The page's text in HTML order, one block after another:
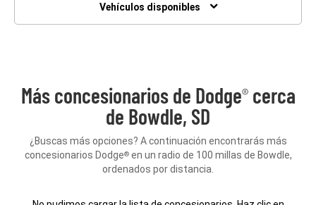
Vehículos disponibles
Más concesionarios de Dodge®cerca
de Bowdle, SD
¿Buscas más opciones? A continuación encontrarás más
concesionarios Dodge®en un radio de 100 millas de Bowdle,
ordenados por distancia.